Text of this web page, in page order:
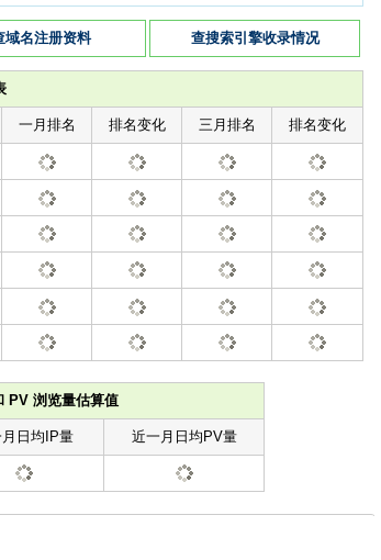
域名注册资料 查搜索引擎收录情况
一月排名 排名变化 三月排名 排名变化
PV 浏览量估算值
日均IP量 近一月日均PV量